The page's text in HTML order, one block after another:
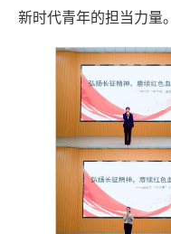
新时代青年的担当力量。